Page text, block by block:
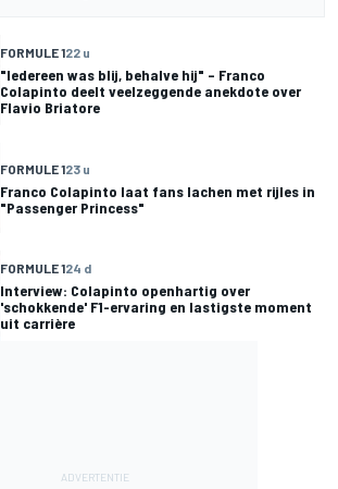
FORMULE 122 u
"Iedereen was blij, behalve hij" – Franco
Colapinto deelt veelzeggende anekdote over
Flavio Briatore
FORMULE 123 u
Franco Colapinto laat fans lachen met rijles in
"Passenger Princess"
FORMULE 124 d
Interview: Colapinto openhartig over
'schokkende' F1-ervaring en lastigste moment
uit carrière